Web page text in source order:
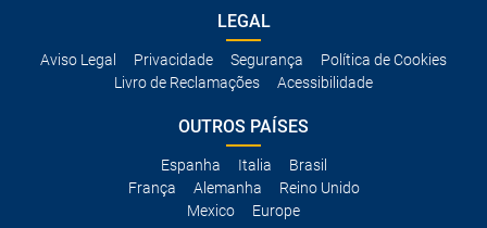
LEGAL
Aviso Legal Privacidade Segurança
Política de Cookies
Livro de Reclamações
Acessibilidade
OUTROS PAÍSES
Espanha Italia
Brasil
França
Alemanha
Reino Unido
Mexico
Europe